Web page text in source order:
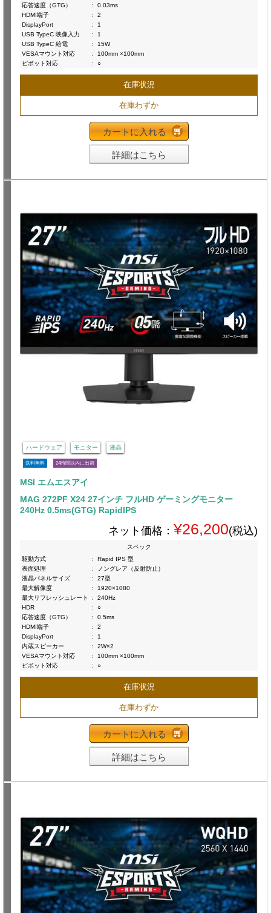
応答速度（GTG）
:
0.03ms
HDMI端子
:
2
DisplayPort
:
1
USB TypeC 映像入力
:
1
USB TypeC 給電
:
15W
VESAマウント対応
:
100mm ×100mm
ピボット対応
: ○
在庫状況
在庫わずか
カートに入れる
詳細はこちら
ハードウェア モニター 液晶
送料無料 24時間以内に出荷
MSI エムエスアイ
MAG 272PF X24 27インチ フルHD ゲーミングモニター
240Hz 0.5ms(GTG) RapidIPS
ネット価格： ¥26,200(税込)
スペック
駆動方式
:
Rapid IPS 型
表面処理
:
ノングレア（反射防止）
液晶パネルサイズ
:
27型
最大解像度
:
1920×1080
最大リフレッシュレート
:
240Hz
HDR
:
○
応答速度（GTG）
:
0.5ms
HDMI端子
:
2
DisplayPort
:
1
内蔵スピーカー
:
2W×2
VESAマウント対応
:
100mm ×100mm
ピボット対応
: ○
在庫状況
在庫わずか
カートに入れる
詳細はこちら